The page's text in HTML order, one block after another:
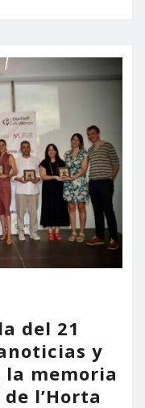
del 21
y
memoria
l’Horta